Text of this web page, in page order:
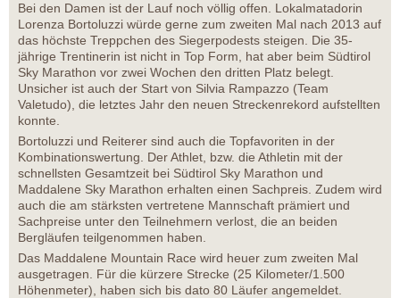
Bei den Damen ist der Lauf noch völlig offen. Lokalmatadorin
Lorenza Bortoluzzi würde gerne zum zweiten Mal nach 2013 auf
das höchste Treppchen des Siegerpodests steigen. Die 35-
jährige Trentinerin ist nicht in Top Form, hat aber beim Südtirol
Sky Marathon vor zwei Wochen den dritten Platz belegt.
Unsicher ist auch der Start von Silvia Rampazzo (Team
Valetudo), die letztes Jahr den neuen Streckenrekord aufstellten
konnte.
Bortoluzzi und Reiterer sind auch die Topfavoriten in der
Kombinationswertung. Der Athlet, bzw. die Athletin mit der
schnellsten Gesamtzeit bei Südtirol Sky Marathon und
Maddalene Sky Marathon erhalten einen Sachpreis. Zudem wird
auch die am stärksten vertretene Mannschaft prämiert und
Sachpreise unter den Teilnehmern verlost, die an beiden
Bergläufen teilgenommen haben.
Das Maddalene Mountain Race wird heuer zum zweiten Mal
ausgetragen. Für die kürzere Strecke (25 Kilometer/1.500
Höhenmeter), haben sich bis dato 80 Läufer angemeldet.